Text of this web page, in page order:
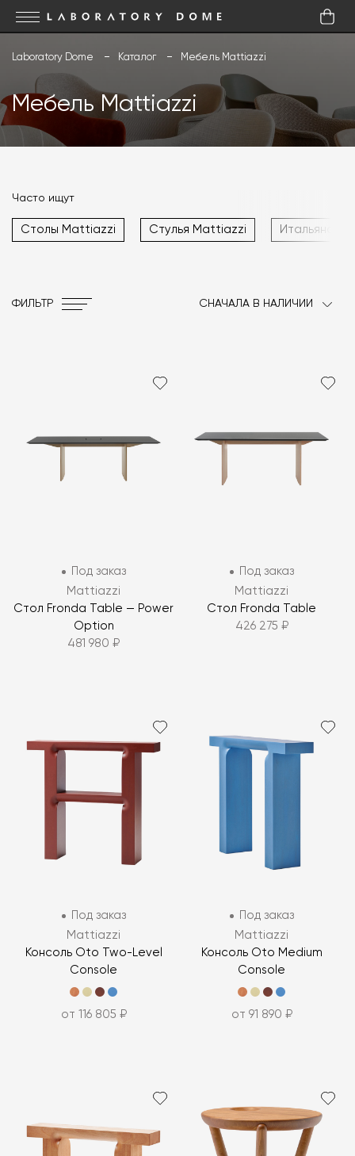
Laboratory Dome Каталог Мебель Mattiazzi
Мебель Mattiazzi
Часто ищут
Столы Mattiazzi Стулья Mattiazzi
ФИЛЬТР СНАЧАЛА В НАЛИЧИИ
Под заказ
Mattiazzi
Стол Fronda Table — Power
Option
481 980 ₽
Под заказ
Mattiazzi
Стол Fronda Table
426 275 ₽
Под заказ
Mattiazzi
Консоль Oto Two-Level
Console
от 116 805 ₽
Под заказ
Mattiazzi
Консоль Oto Medium
Console
от 91 890 ₽